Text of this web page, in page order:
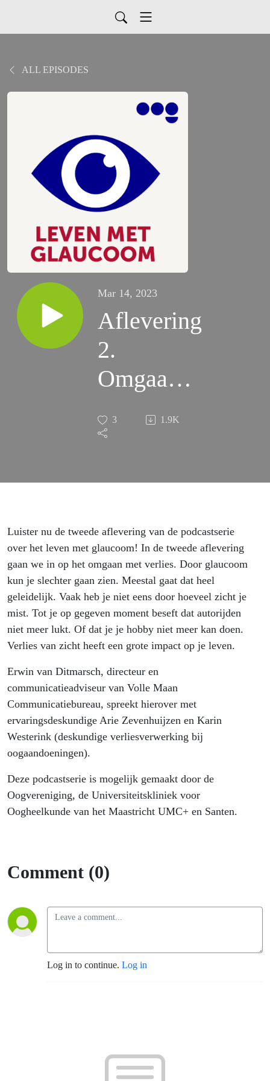
ALL EPISODES
Mar 14, 2023
Aflevering
2.
Omgaan
verlies
3 1.9K
Luister nu de tweede aflevering van de podcastserie
over het leven met glaucoom! In de tweede aflevering
gaan we in op het omgaan met verlies. Door glaucoom
kun je slechter gaan zien. Meestal gaat dat heel
geleidelijk. Vaak heb je niet eens door hoeveel zicht je
mist. Tot je op gegeven moment beseft dat autorijden
niet meer lukt. Of dat je je hobby niet meer kan doen.
Verlies van zicht heeft een grote impact op je leven.
Erwin van Ditmarsch, directeur en
communicatieadviseur van Volle Maan
Communicatiebureau, spreekt hierover met
ervaringsdeskundige Arie Zevenhuijzen en Karin
Westerink (deskundige verliesverwerking bij
oogaandoeningen).
Deze podcastserie is mogelijk gemaakt door de
Oogvereniging, de Universiteitskliniek voor
Oogheelkunde van het Maastricht UMC+ en Santen.
Comment (0)
Log in to continue. Log in